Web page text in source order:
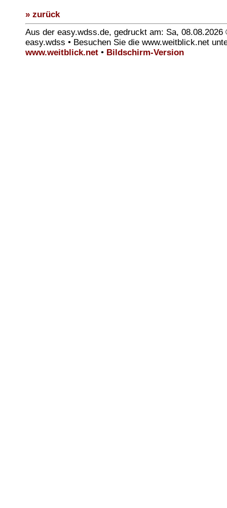
» zurück
Aus der easy.wdss.de, gedruckt am: Sa, 08.08.2026
easy.wdss • Besuchen Sie die www.weitblick.net
www.weitblick.net • Bildschirm-Version